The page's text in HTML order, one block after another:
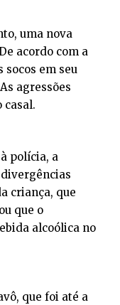
uma nova
acordo com a
em seu
agressões
casal.
polícia, a
criança, que
que o
alcoólica no
que foi até a